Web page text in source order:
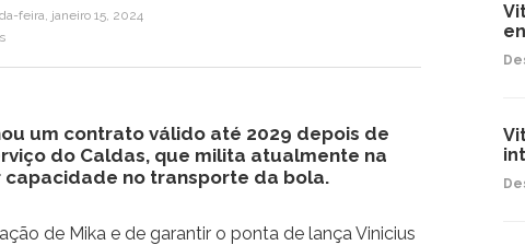
feira, janeiro 15, 2024
um contrato válido até 2029 depois de
do Caldas, que milita atualmente na
capacidade no transporte da bola.
de Mika e de garantir o ponta de lança Vinicius